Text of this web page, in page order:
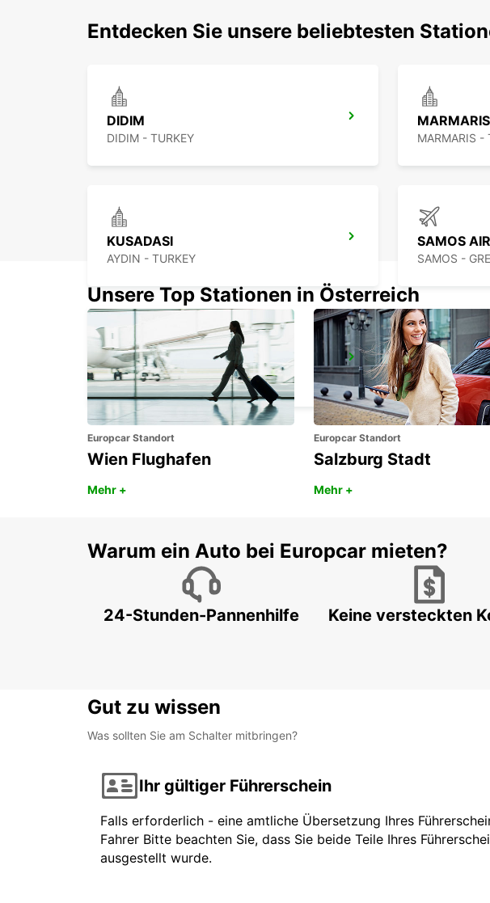
Entdecken Sie unsere beliebtesten
DIDIM
DIDIM - TURKEY
MARMARIS
MARMARIS -
KUSADASI
AYDIN - TURKEY
SAMOS
SAMOS -
RHODES FLUGHAFEN
RHODES - GREECE DALAMAN -
Unsere Top Stationen in Österreich
Europcar Standort
Wien Flughafen
Mehr +
Europcar Standort
Salzburg Stadt
Mehr +
Warum ein Auto bei Europcar mieten?
24-Stunden-Pannenhilfe Keine versteckten
Gut zu wissen
Was sollten Sie am Schalter mitbringen?
Ihr gültiger Führerschein
Falls erforderlich - eine amtliche Übersetzung Ihres
Fahrer Bitte beachten Sie, dass Sie beide Teile Ihres
ausgestellt wurde.